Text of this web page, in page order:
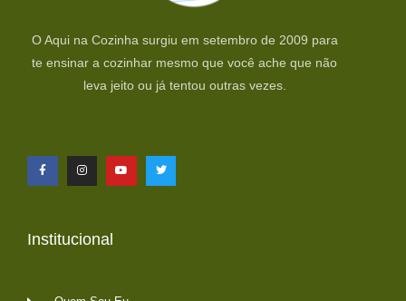
O Aqui na Cozinha surgiu em setembro de 2009 para
te ensinar a cozinhar mesmo que você ache que não
leva jeito ou já tentou outras vezes.
Institucional